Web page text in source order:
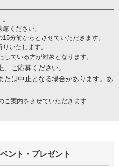
ください。
分前からとさせていただきます。
いたします。
ている方が対象となります。
ご応募ください。
たは中止となる場合があります。あ
ご案内をさせていただきます
ント・プレゼント